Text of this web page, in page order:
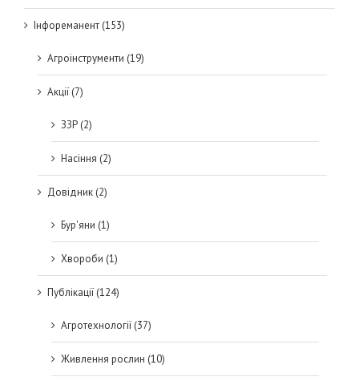
Інфореманент (153)
Агроінструменти (19)
Акції (7)
ЗЗР (2)
Насіння (2)
Довідник (2)
Бур'яни (1)
Хвороби (1)
Публікації (124)
Агротехнології (37)
Живлення рослин (10)